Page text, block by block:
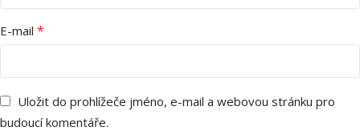
E-mail *
Uložit do prohlížeče jméno, e-mail a webovou stránku pro
budoucí komentáře.